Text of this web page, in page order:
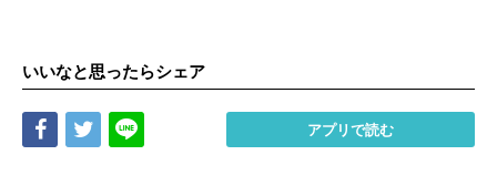
いいなと思ったらシェア
Share Tweet アプリで読む